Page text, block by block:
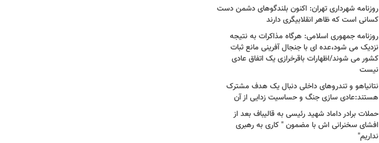
روزنامه شهرداری تهران: اکنون بلندگوهای دشمن دست
کسانی است که ظاهر انقلابیگری دارند
روزنامه جمهوری اسلامی: هرگاه مذاکرات به نتیجه
نزدیک می شود،عده ای با جنجال آفرینی مانع ثبات
کشور می شوند/اظهارات باقرخرازی یک اتفاق عادی
نیست
نتانیاهو و تندروهای داخلی دنبال یک هدف مشترک
هستند:عادی سازی جنگ و حساسیت زدایی از آن
حملات برادر داماد شهید رئیسی به قالیباف بعد از
افشای سخنرانی اش با مضمون " کاری به رهبری
نداریم"